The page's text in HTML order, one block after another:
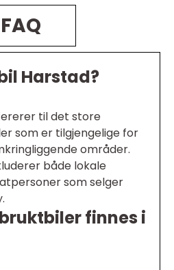
FAQ
Harstad?
til det store
som er tilgjengelige for
områder.
både lokale
som selger
finnes i